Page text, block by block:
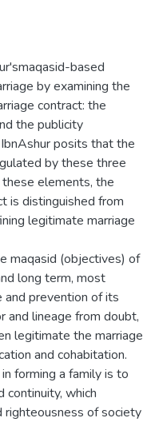
based
by examining the
contract: the
the publicity
posits that the
by these three
elements, the
is distinguished from
legitimate marriage
maqasid (objectives) of
long term, most
prevention of its
and lineage from doubt,
legitimate the marriage
and cohabitation.
forming a family is to
continuity, which
of society